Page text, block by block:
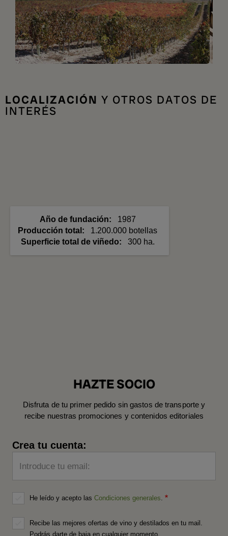
LOCALIZACIÓN Y OTROS DATOS DE
INTERÉS
Año de fundación
1987
Producción total
1.200.000 botellas
Superficie total de viñedo
300 ha.
HAZTE SOCIO
Disfruta de tu primer pedido sin gastos de transporte y
recibe nuestras promociones y contenidos editoriales
Crea tu cuenta:
Introduce tu email:
He leído y acepto las Condiciones generales.
Recibe las mejores ofertas de vino y destilados en tu mail.
Podrás darte de baja en cualquier momento.